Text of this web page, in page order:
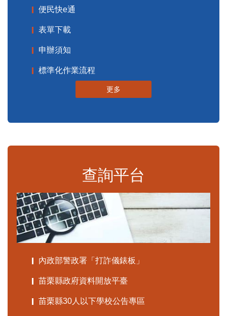
便民快e通
表單下載
申辦須知
標準化作業流程
更多
查詢平台
內政部警政署「打詐儀錶板」
苗栗縣政府資料開放平臺
苗栗縣30人以下學校公告專區